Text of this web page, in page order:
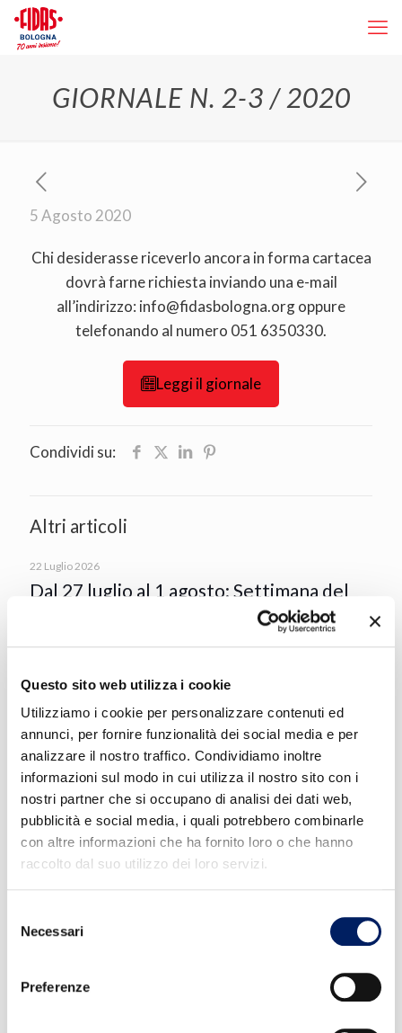
Questo sito web utilizza i cookie
Utilizziamo i cookie per personalizzare contenuti ed
annunci, per fornire funzionalità dei social media e per
analizzare il nostro traffico. Condividiamo inoltre
informazioni sul modo in cui utilizza il nostro sito con i
nostri partner che si occupano di analisi dei dati web,
pubblicità e social media, i quali potrebbero combinarle
con altre informazioni che ha fornito loro o che hanno
raccolto dal suo utilizzo dei loro servizi.
delNecessari
Preferenze
GIORNALE N. 2-3 / 2020
5 Agosto 2020
Chi desiderasse riceverlo ancora in forma cartacea
dovrà farne richiesta inviando una e-mail
all’indirizzo: info@fidasbologna.org oppure
telefonando al numero 051 6350330.
Leggi il giornale
Condividi su:
Altri articoli
22 Luglio 2026
Dal 27 luglio al 1 agosto: Settimana del
donatore FIDAS all’Acquapark del
Leggi
17 Luglio 2026
ATTENZIONE: Prevenzione dalle
infezioni trasmesse dalle punture di
zanzare
Leggi
Codice Fiscale AUSL di Bologna per il